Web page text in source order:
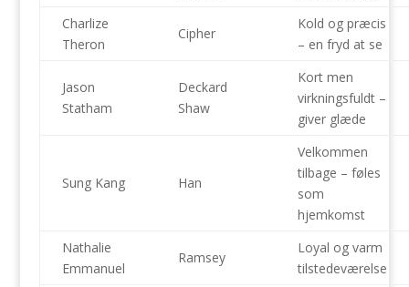
Charlize
Theron
Cipher
Kold og præcis
– en fryd at se
Jason
Statham
Deckard
Shaw
Kort men
virkningsfuldt –
giver glæde
Sung Kang Han
Velkommen
tilbage – føles
som
hjemkomst
Nathalie
Emmanuel
Ramsey
Loyal og varm
tilstedeværelse